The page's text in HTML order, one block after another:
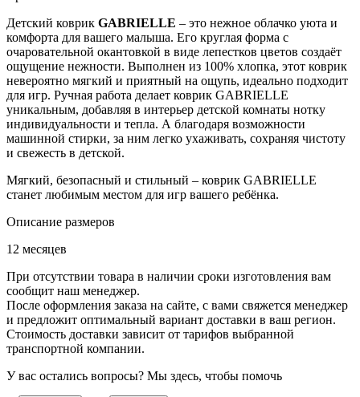
Детский коврик GABRIELLE – это нежное облачко уюта и
комфорта для вашего малыша. Его круглая форма с
очаровательной окантовкой в виде лепестков цветов создаёт
ощущение нежности. Выполнен из 100% хлопка, этот коврик
невероятно мягкий и приятный на ощупь, идеально подходит
для игр. Ручная работа делает коврик GABRIELLE
уникальным, добавляя в интерьер детской комнаты нотку
индивидуальности и тепла. А благодаря возможности
машинной стирки, за ним легко ухаживать, сохраняя чистоту
и свежесть в детской.
Мягкий, безопасный и стильный – коврик GABRIELLE
станет любимым местом для игр вашего ребёнка.
Описание размеров
12 месяцев
При отсутствии товара в наличии сроки изготовления вам
сообщит наш менеджер.
После оформления заказа на сайте, с вами свяжется менеджер
и предложит оптимальный вариант доставки в ваш регион.
Стоимость доставки зависит от тарифов выбранной
транспортной компании.
У вас остались вопросы? Мы здесь, чтобы помочь